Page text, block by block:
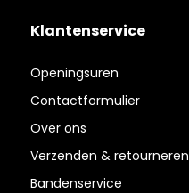
Klantenservice
Openingsuren
Contactformulier
Over ons
Verzenden & retourneren
Bandenservice